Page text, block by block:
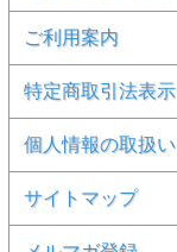
ご利用案内
特定商取引法表示
個人情報の取扱い
サイトマップ